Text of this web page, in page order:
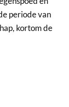
periode van
kortom de